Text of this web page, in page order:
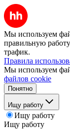
Мы используем
правильную
трафик.
Правила
Мы используем
файлов cookie
Понятно
Ищу работу
Ищу работу
Ищу работу